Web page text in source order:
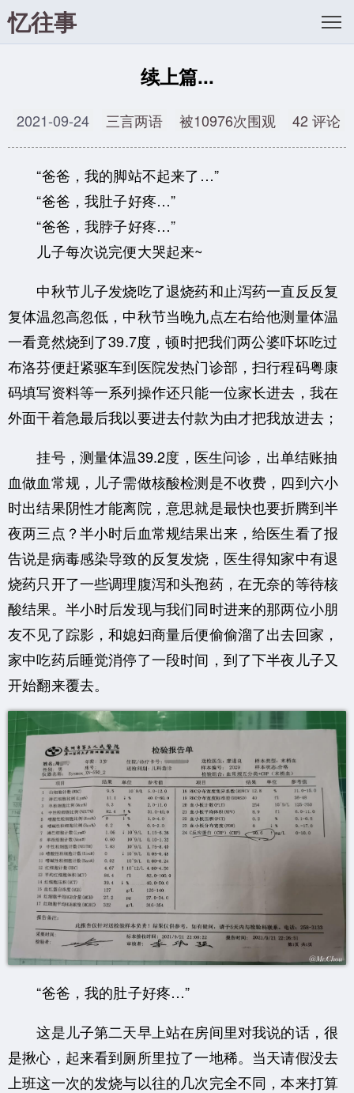
忆往事
续上篇...
2021-09-24 三言两语 被10976次围观 42 评论
“爸爸，我的脚站不起来了…”
“爸爸，我肚子好疼…”
“爸爸，我脖子好疼…”
儿子每次说完便大哭起来~
中秋节儿子发烧吃了退烧药和止泻药一直反反复
复体温忽高忽低，中秋节当晚九点左右给他测量体温
一看竟然烧到了39.7度，顿时把我们两公婆吓坏吃过
布洛芬便赶紧驱车到医院发热门诊部，扫行程码粤康
码填写资料等一系列操作还只能一位家长进去，我在
外面干着急最后我以要进去付款为由才把我放进去；
挂号，测量体温39.2度，医生问诊，出单结账抽
血做血常规，儿子需做核酸检测是不收费，四到六小
时出结果阴性才能离院，意思就是最快也要折腾到半
夜两三点？半小时后血常规结果出来，给医生看了报
告说是病毒感染导致的反复发烧，医生得知家中有退
烧药只开了一些调理腹泻和头孢药，在无奈的等待核
酸结果。半小时后发现与我们同时进来的那两位小朋
友不见了踪影，和媳妇商量后便偷偷溜了出去回家，
家中吃药后睡觉消停了一段时间，到了下半夜儿子又
开始翻来覆去。
“爸爸，我的肚子好疼…”
这是儿子第二天早上站在房间里对我说的话，很
是揪心，起来看到厕所里拉了一地稀。当天请假没去
上班这一次的发烧与以往的几次完全不同，本来打算